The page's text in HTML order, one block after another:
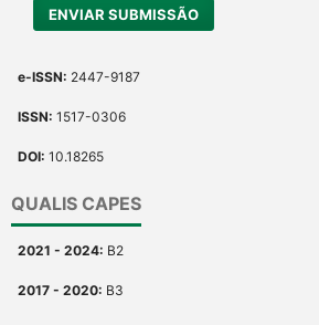
ENVIAR SUBMISSÃO
e-ISSN: 2447-9187
ISSN: 1517-0306
DOI: 10.18265
QUALIS CAPES
2021 - 2024: B2
2017 - 2020: B3